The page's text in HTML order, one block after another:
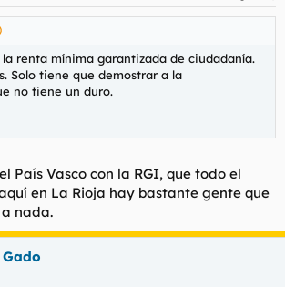
y estás pensando en pedirselo al banco
NI SE TE OCURRA.
eres joven y no tienes nada a tu nombre,
día nadie se muere de hambre en Europa
en el que es más rentable no tener
pero no emprendas en este país.
esto se te ocurre abrir tu pequeño
nunca, pero bajo ningún concepto, contrates
puedas hacer tú es mejor que no se haga.
te aconsejan esto.
la renta mínima garantizada de ciudadanía.
Solo tiene que demostrar a la
no tiene un duro.
País Vasco con la RGI, que todo el
en La Rioja hay bastante gente que
nada.